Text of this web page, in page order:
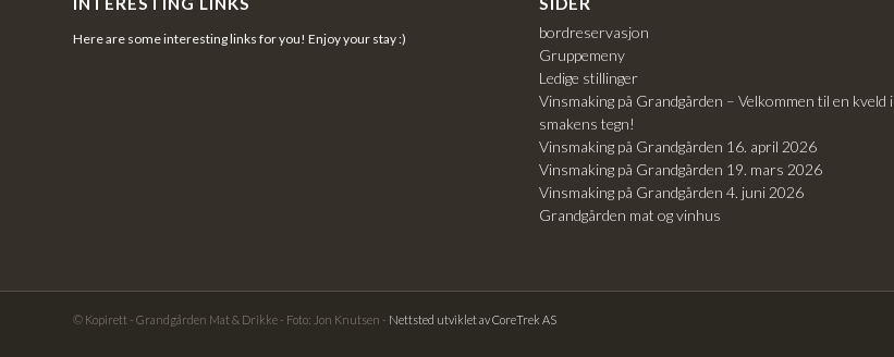
Here are some interesting links for you! Enjoy your stay :)
bordreservasjon
Gruppemeny
Ledige stillinger
Vinsmaking på Grandgården – Velkommen til en kveld i
smakens tegn!
Vinsmaking på Grandgården 16. april 2026
Vinsmaking på Grandgården 19. mars 2026
Vinsmaking på Grandgården 4. juni 2026
Grandgården mat og vinhus
© Kopirett - Grandgården Mat & Drikke - Foto: Jon Knutsen - Nettsted utviklet av CoreTrek AS